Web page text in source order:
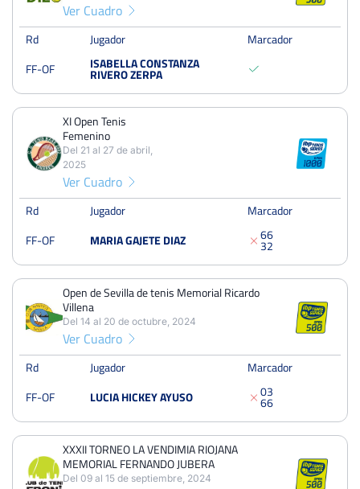
Open TEG
Del 21 al 27 de julio, 2025
Octavos
XIII Trofeo IBP Tenis San Prudencio Open Vitoria Femenino
Del 28 al 03 de mayo, 2025
Octavos
XI Open Tenis Femenino
Del 21 al 27 de abril, 2025
Tierra
Open de Sevilla de tenis Memorial Ricardo Villena
Del 14 al 20 de octubre, 2024
Octavos
Albero
XXXII TORNEO LA VENDIMIA RIOJANA MEMORIAL
FERNANDO JUBERA
Cuartos
Open Benicarló
Ver Cuadro
Rd Jugador
Marcador
FF-OF
ISABELLA CONSTANZA
RIVERO ZERPA
XI Open Tenis
Femenino
Del 21 al 27 de abril,
2025
Ver Cuadro
Rd Jugador
Marcador
FF-OF
MARIA GAJETE DIAZ 6
3
6
2
Open de Sevilla de tenis Memorial Ricardo
Villena
Del 14 al 20 de octubre, 2024
Ver Cuadro
Rd Jugador
Marcador
FF-OF
LUCIA HICKEY AYUSO 0
6
3
6
XXXII TORNEO LA VENDIMIA RIOJANA
MEMORIAL FERNANDO JUBERA
Del 09 al 15 de septiembre, 2024